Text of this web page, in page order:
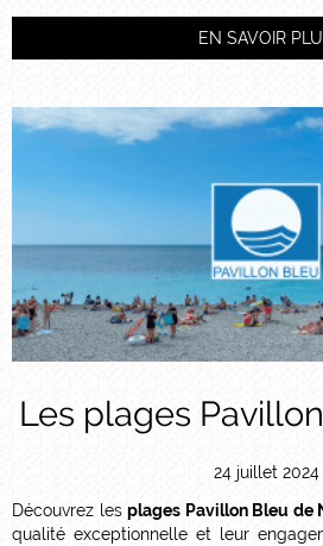
EN SAVOIR
Les plages
24 juillet 2024
Découvrez lesplages Pavillon Bleu de
qualité exceptionnelle et leur